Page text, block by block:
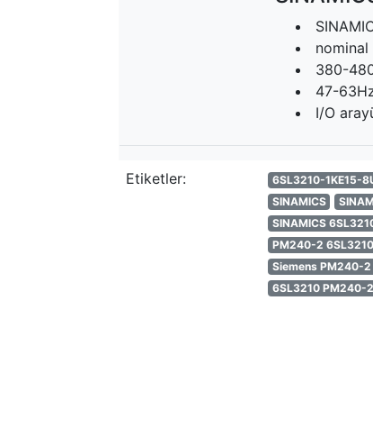
nominal
380-
47-
I/O
Etiketler: 6SL3210-1KE15-
SINAMICS
SINAMICS
PM240-2 6SL3210
Siemens PM240-
6SL3210 PM240-2